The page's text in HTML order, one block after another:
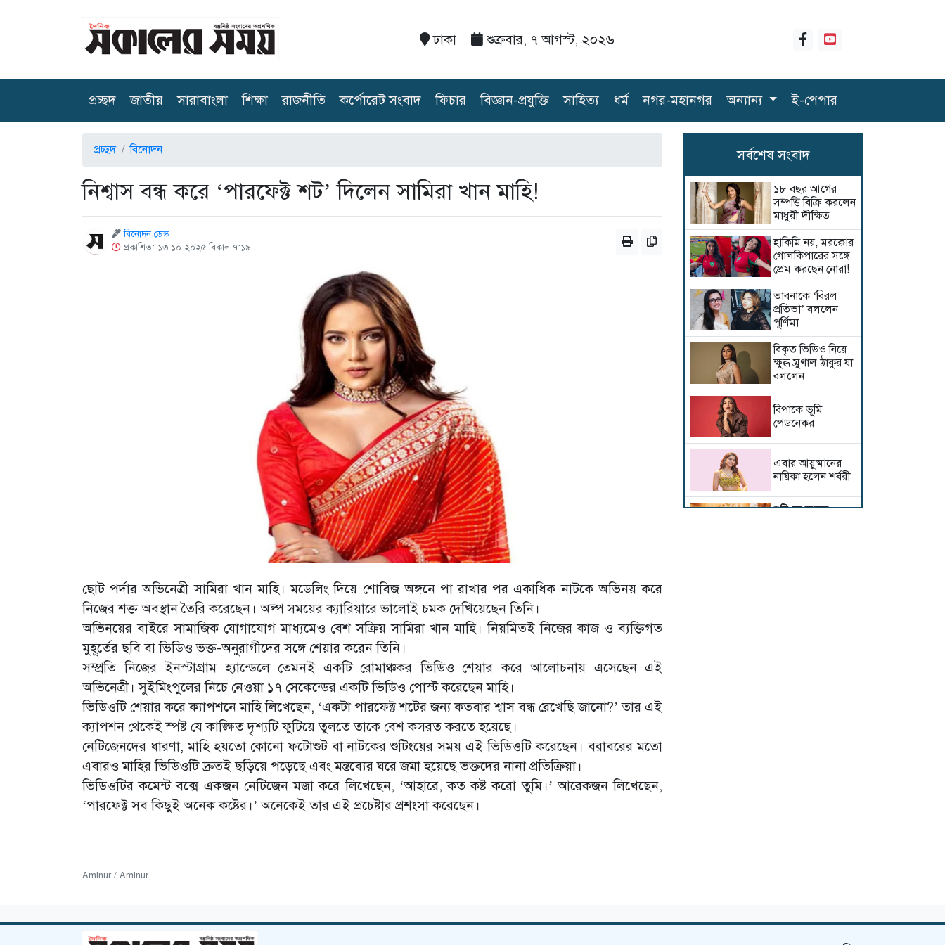
ঢাকা শুক্রবার, ৭ আগস্ট, ২০২৬
প্রচ্ছদ(current)
জাতীয় সারাবাংলা শিক্ষা রাজনীতি কর্পোরেট সংবাদ ফিচার বিজ্ঞান-প্রযুক্তি সাহিত্য ধর্ম নগর-মহানগর অন্যান্য ই-পেপার
প্রচ্ছদ বিনোদন
নিশ্বাস বন্ধ করে ‘পারফেক্ট শট’ দিলেন সামিরা খান মাহি!
বিনোদন ডেস্ক
প্রকাশিত: ১৩-১০-২০২৫ বিকাল ৭:১৯
ছোট পর্দার অভিনেত্রী সামিরা খান মাহি। মডেলিং দিয়ে শোবিজ অঙ্গনে পা রাখার পর একাধিক নাটকে অভিনয় করে
নিজের শক্ত অবস্থান তৈরি করেছেন। অল্প সময়ের ক্যারিয়ারে ভালোই চমক দেখিয়েছেন তিনি।
অভিনয়ের বাইরে সামাজিক যোগাযোগ মাধ্যমেও বেশ সক্রিয় সামিরা খান মাহি। নিয়মিতই নিজের কাজ ও ব্যক্তিগত
মুহূর্তের ছবি বা ভিডিও ভক্ত-অনুরাগীদের সঙ্গে শেয়ার করেন তিনি।
সম্প্রতি নিজের ইনস্টাগ্রাম হ্যান্ডেলে তেমনই একটি রোমাঞ্চকর ভিডিও শেয়ার করে আলোচনায় এসেছেন এই
অভিনেত্রী। সুইমিংপুলের নিচে নেওয়া ১৭ সেকেন্ডের একটি ভিডিও পোস্ট করেছেন মাহি।
ভিডিওটি শেয়ার করে ক্যাপশনে মাহি লিখেছেন, ‘একটা পারফেক্ট শটের জন্য কতবার শ্বাস বন্ধ রেখেছি জানো?’ তার এই
ক্যাপশন থেকেই স্পষ্ট যে কাঙ্ক্ষিত দৃশ্যটি ফুটিয়ে তুলতে তাকে বেশ কসরত করতে হয়েছে।
নেটিজেনদের ধারণা, মাহি হয়তো কোনো ফটোশুট বা নাটকের শুটিংয়ের সময় এই ভিডিওটি করেছেন। বরাবরের মতো
এবারও মাহির ভিডিওটি দ্রুতই ছড়িয়ে পড়েছে এবং মন্তব্যের ঘরে জমা হয়েছে ভক্তদের নানা প্রতিক্রিয়া।
ভিডিওটির কমেন্ট বক্সে একজন নেটিজেন মজা করে লিখেছেন, ‘আহারে, কত কষ্ট করো তুমি।’ আরেকজন লিখেছেন,
‘পারফেক্ট সব কিছুই অনেক কষ্টের।’ অনেকেই তার এই প্রচেষ্টার প্রশংসা করেছেন।
Aminur / Aminur
সর্বশেষ সংবাদ
১৮ বছর আগের
সম্পত্তি বিক্রি করলেন
মাধুরী দীক্ষিত
হাকিমি নয়, মরক্কোর
গোলকিপারের সঙ্গে
প্রেম করছেন নোরা!
ভাবনাকে ‘বিরল
প্রতিভা’ বললেন
পূর্ণিমা
বিকৃত ভিডিও নিয়ে
ক্ষুব্ধ ম্রুণাল ঠাকুর যা
বললেন
বিপাকে ভূমি
পেডনেকর
এবার আয়ুষ্মানের
নায়িকা হলেন শর্বরী
শুটিংয়ে আহত